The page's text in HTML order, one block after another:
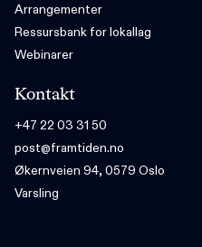
Arrangementer
Ressursbank for lokallag
Webinarer
Kontakt
+47 22 03 31 50
post@framtiden.no
Økernveien 94, 0579 Oslo
Varsling